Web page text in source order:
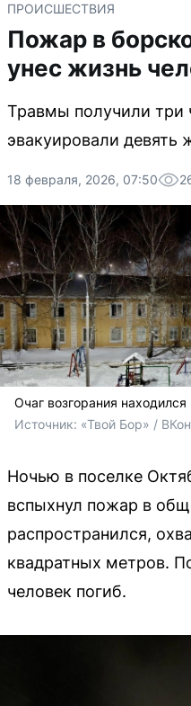
ПРОИСШЕСТВИЯ
Пожар в
унес жизнь
Травмы получили три
эвакуировали девять
18 февраля, 2026, 07:50
Очаг возгорания
Источник: «Твой Бор» /
Ночью в поселке
вспыхнул пожар в
распространился,
квадратных метров.
человек погиб.